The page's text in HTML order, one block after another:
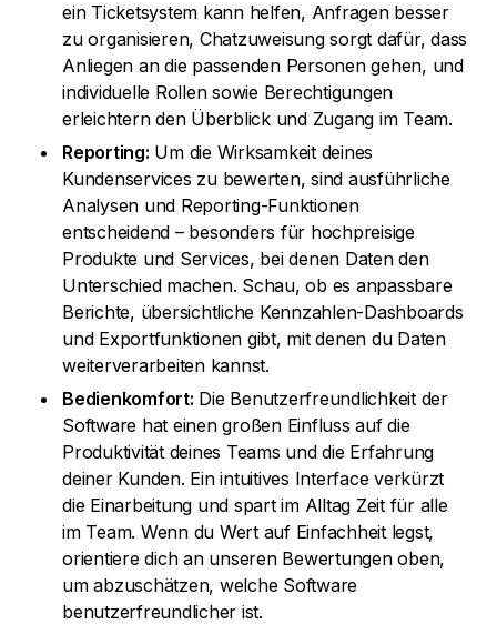
ein Ticketsystem kann helfen, Anfragen besser
zu organisieren, Chatzuweisung sorgt dafür, dass
Anliegen an die passenden Personen gehen, und
individuelle Rollen sowie Berechtigungen
erleichtern den Überblick und Zugang im Team.
Reporting: Um die Wirksamkeit deines
Kundenservices zu bewerten, sind ausführliche
Analysen und Reporting-Funktionen
entscheidend – besonders für hochpreisige
Produkte und Services, bei denen Daten den
Unterschied machen. Schau, ob es anpassbare
Berichte, übersichtliche Kennzahlen-Dashboards
und Exportfunktionen gibt, mit denen du Daten
weiterverarbeiten kannst.
Bedienkomfort: Die Benutzerfreundlichkeit der
Software hat einen großen Einfluss auf die
Produktivität deines Teams und die Erfahrung
deiner Kunden. Ein intuitives Interface verkürzt
die Einarbeitung und spart im Alltag Zeit für alle
im Team. Wenn du Wert auf Einfachheit legst,
orientiere dich an unseren Bewertungen oben,
um abzuschätzen, welche Software
benutzerfreundlicher ist.